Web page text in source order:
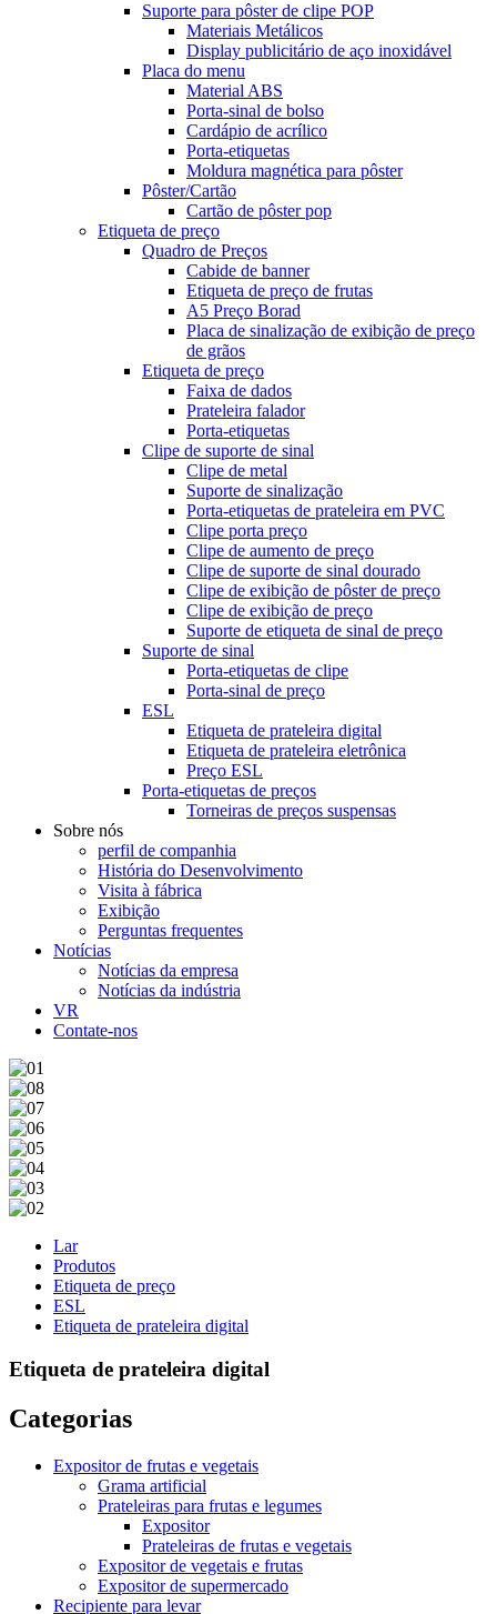
Suporte para pôster de clipe POP
Materiais Metálicos
Display publicitário de aço inoxidável
Placa do menu
Material ABS
Porta-sinal de bolso
Cardápio de acrílico
Porta-etiquetas
Moldura magnética para pôster
Pôster/Cartão
Cartão de pôster pop
Etiqueta de preço
Quadro de Preços
Cabide de banner
Etiqueta de preço de frutas
A5 Preço Borad
Placa de sinalização de exibição de preço
de grãos
Etiqueta de preço
Faixa de dados
Prateleira falador
Porta-etiquetas
Clipe de suporte de sinal
Clipe de metal
Suporte de sinalização
Porta-etiquetas de prateleira em PVC
Clipe porta preço
Clipe de aumento de preço
Clipe de suporte de sinal dourado
Clipe de exibição de pôster de preço
Clipe de exibição de preço
Suporte de etiqueta de sinal de preço
Suporte de sinal
Porta-etiquetas de clipe
Porta-sinal de preço
ESL
Etiqueta de prateleira digital
Etiqueta de prateleira eletrônica
Preço ESL
Porta-etiquetas de preços
Torneiras de preços suspensas
Sobre nós
perfil de companhia
História do Desenvolvimento
Visita à fábrica
Exibição
Perguntas frequentes
Notícias
Notícias da empresa
Notícias da indústria
VR
Contate-nos
Lar
Produtos
Etiqueta de preço
ESL
Etiqueta de prateleira digital
Etiqueta de prateleira digital
Categorias
Expositor de frutas e vegetais
Grama artificial
Prateleiras para frutas e legumes
Expositor
Prateleiras de frutas e vegetais
Expositor de vegetais e frutas
Expositor de supermercado
Recipiente para levar